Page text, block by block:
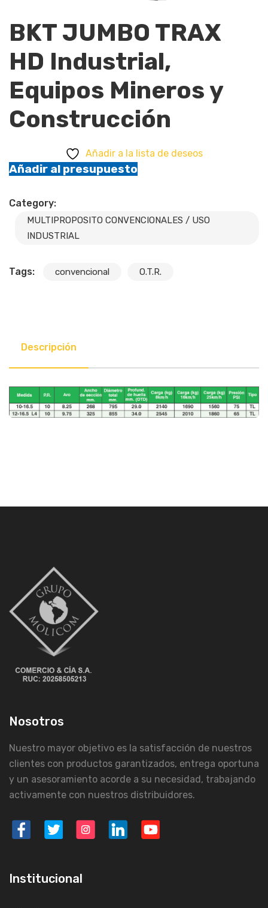
BKT JUMBO TRAX
HD Industrial,
Equipos Mineros y
Construcción
Añadir a la lista de deseos
Añadir al presupuesto
Category:
MULTIPROPOSITO CONVENCIONALES / USO
INDUSTRIAL
Tags: convencional O.T.R.
Descripción
Nosotros
Nuestro mayor objetivo es la satisfacción de nuestros
clientes con productos garantizados, entrega oportuna
y un asesoramiento acorde a su necesidad, trabajando
activamente con nuestros distribuidores.
Institucional